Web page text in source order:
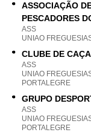
ASSOCIAÇÃO
PESCADORES
ASS
UNIAO
CLUBE DE
ASS
UNIAO
PORTALEGRE
GRUPO
ASS
UNIAO
PORTALEGRE